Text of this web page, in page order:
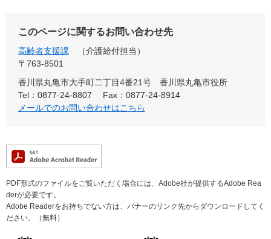
このページに関するお問い合わせ先
高齢者支援課
介護給付担当
〒763-8501
香川県丸亀市大手町二丁目4番21号 香川県丸亀市役所
Tel：0877-24-8807
Fax：0877-24-8914
メールでのお問い合わせはこちら
PDF形式のファイルをご覧いただく場合には、Adobe社が提供するAdobe Rea
derが必要です。
Adobe Readerをお持ちでない方は、バナーのリンク先からダウンロードしてく
ださい。（無料）